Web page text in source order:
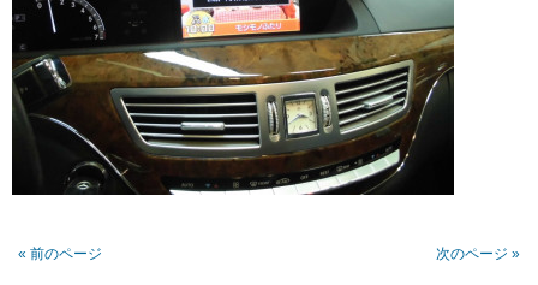
« 前のページ 次のページ »